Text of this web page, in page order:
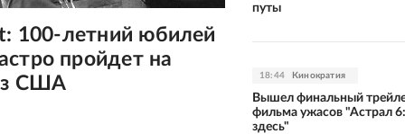
100-летний юбилей
пройдет на
США
путы
18:44 Кинократия
Вышел финальный
фильма ужасов "Астрал
здесь"